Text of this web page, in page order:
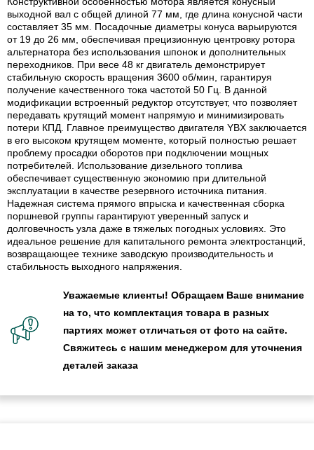
выходной вал с общей длиной 77 мм, где длина конусной части
составляет 35 мм. Посадочные диаметры конуса варьируются
от 19 до 26 мм, обеспечивая прецизионную центровку ротора
альтернатора без использования шпонок и дополнительных
переходников. При весе 48 кг двигатель демонстрирует
стабильную скорость вращения 3600 об/мин, гарантируя
получение качественного тока частотой 50 Гц. В данной
модификации встроенный редуктор отсутствует, что позволяет
передавать крутящий момент напрямую и минимизировать
потери КПД. Главное преимущество двигателя YBX заключается
в его высоком крутящем моменте, который полностью решает
проблему просадки оборотов при подключении мощных
потребителей. Использование дизельного топлива
обеспечивает существенную экономию при длительной
эксплуатации в качестве резервного источника питания.
Надежная система прямого впрыска и качественная сборка
поршневой группы гарантируют уверенный запуск и
долговечность узла даже в тяжелых погодных условиях. Это
идеальное решение для капитального ремонта электростанций,
возвращающее технике заводскую производительность и
стабильность выходного напряжения.
Уважаемые клиенты! Обращаем Ваше внимание
на то, что комплектация товара в разных
партиях может отличаться от фото на сайте.
Свяжитесь с нашим менеджером для уточнения
деталей заказа